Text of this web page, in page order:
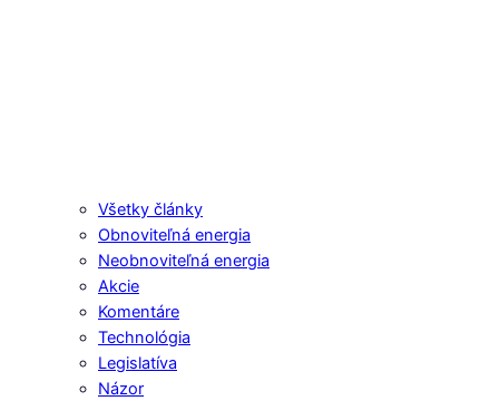
Všetky články
Obnoviteľná energia
Neobnoviteľná energia
Akcie
Komentáre
Technológia
Legislatíva
Názor